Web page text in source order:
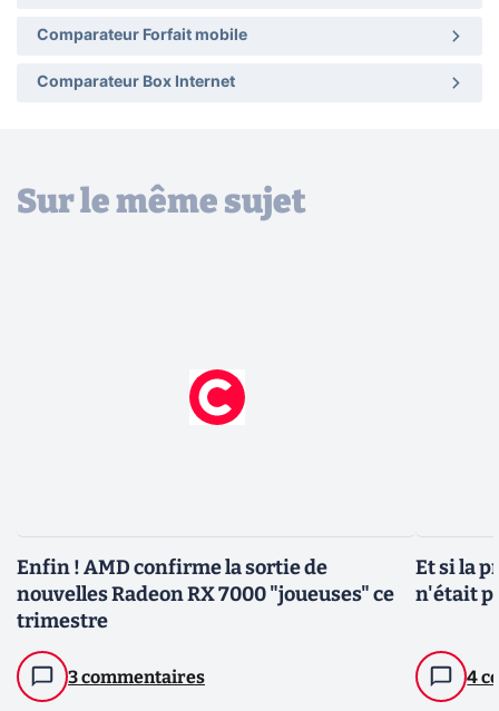
Comparateur Forfait mobile
Comparateur Box Internet
Sur le même sujet
Enfin ! AMD confirme la sortie de
nouvelles Radeon RX 7000 "joueuses" ce
trimestre
3 commentaires
Et si la
n'était
4